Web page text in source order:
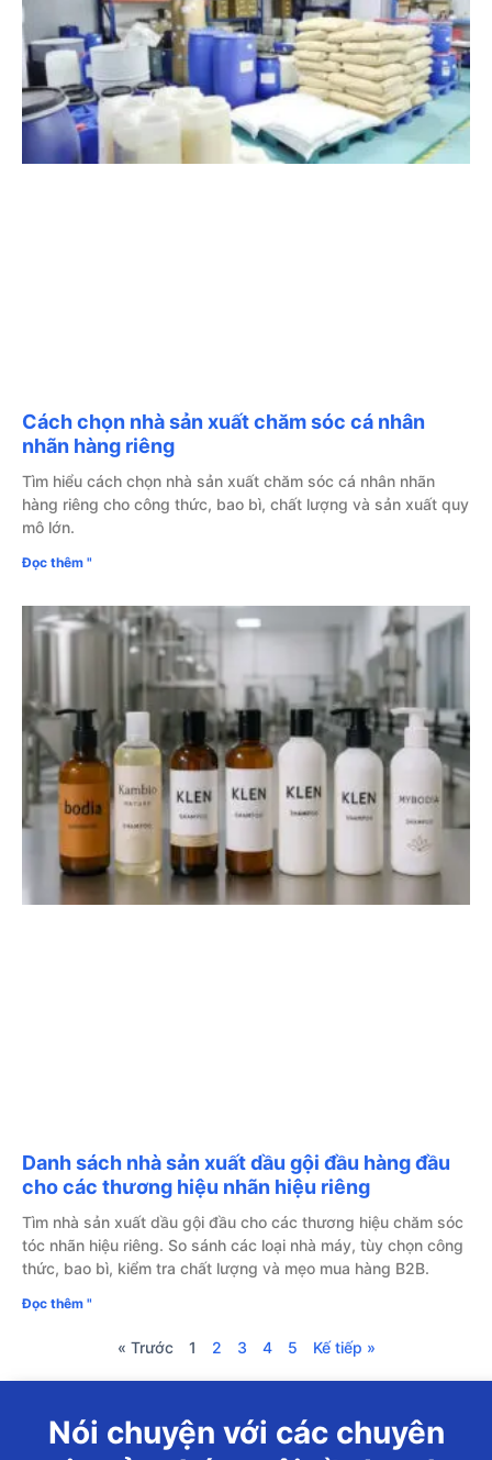
Cách chọn nhà sản xuất chăm sóc cá nhân
nhãn hàng riêng
Tìm hiểu cách chọn nhà sản xuất chăm sóc cá nhân nhãn
hàng riêng cho công thức, bao bì, chất lượng và sản xuất quy
mô lớn.
Đọc thêm "
Danh sách nhà sản xuất dầu gội đầu hàng đầu
cho các thương hiệu nhãn hiệu riêng
Tìm nhà sản xuất dầu gội đầu cho các thương hiệu chăm sóc
tóc nhãn hiệu riêng. So sánh các loại nhà máy, tùy chọn công
thức, bao bì, kiểm tra chất lượng và mẹo mua hàng B2B.
Đọc thêm "
« Trước 1 2 3 4 5 Kế tiếp »
Nói chuyện với các chuyên